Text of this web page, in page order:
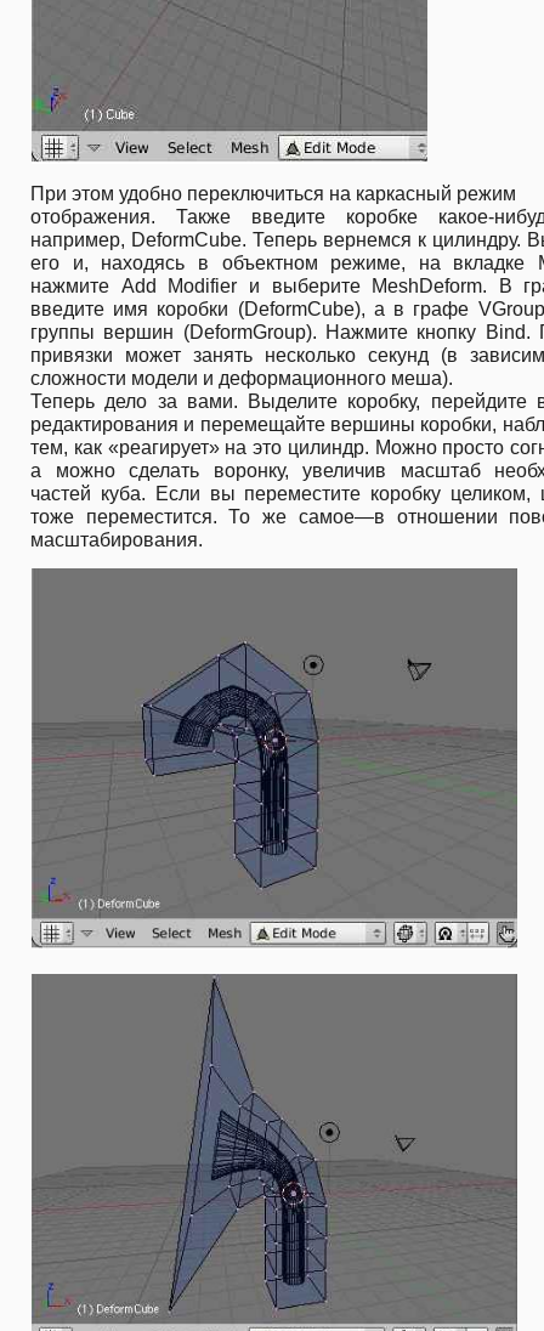
При этом удобно переключиться на каркасный режим
отображения. Также введите коробке какое-
например, DeformCube. Теперь вернемся к цилиндру.
его и, находясь в объектном режиме, на вкладке
нажмите Add Modifier и выберите MeshDeform. В
введите имя коробки (DeformCube), а в графе
группы вершин (DeformGroup). Нажмите кнопку Bind.
привязки может занять несколько секунд (в
сложности модели и деформационного меша).
Теперь дело за вами. Выделите коробку, перейдите
редактирования и перемещайте вершины коробки,
тем, как «реагирует» на это цилиндр. Можно просто
а можно сделать воронку, увеличив масштаб
частей куба. Если вы переместите коробку целиком,
тоже переместится. То же самое—в отношении
масштабирования.